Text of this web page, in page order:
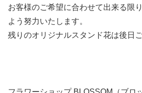
お客様のご希望に合わせて出来る限
よう努力いたします。
残りのオリジナルスタンド花は後日